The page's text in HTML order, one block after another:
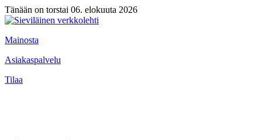
Tänään on torstai 06. elokuuta 2026
Mainosta
Asiakaspalvelu
Tilaa